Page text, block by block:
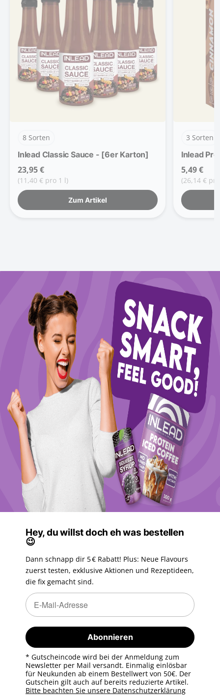
8 Sorten
Inlead Classic Sauce - [6er Karton]
23,95 €
(11,40 € pro 1 l)
Zum Artikel
3 Sorten
Inlead
5,49 €
(26,14 €
Hey, du willst doch eh was bestellen
😉
Dann schnapp dir 5 € Rabatt! Plus: Neue Flavours
zuerst testen, exklusive Aktionen und Rezeptideen,
die fix gemacht sind.
Newsletter Abonnieren
Newsletter Abonnieren
Abonnieren
* Gutscheincode wird bei der Anmeldung zum
Newsletter per Mail versandt. Einmalig einlösbar
für Neukunden ab einem Bestellwert von 50€. Der
Gutschein gilt auch auf bereits reduzierte Artikel.
Bitte beachten Sie unsere Datenschutzerklärung